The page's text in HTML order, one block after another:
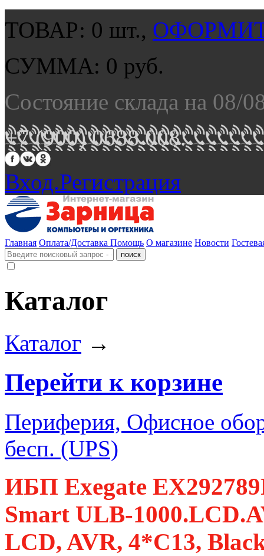
ТОВАР: 0 шт.,
СУММА: 0 руб.
Состояние склада на 08/
+7 (900) 0688 008.
Вход.Регистрация
Главная Оплата/Доставка Помощь О магазине Новости
Каталог
Каталог →
Перейти к корзине
Периферия, Офисное
бесп. (UPS)
ИБП Exegate
Smart ULB-
LCD, AVR, 4*C13,